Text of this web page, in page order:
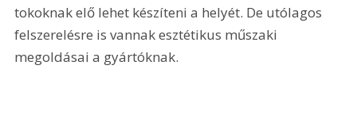
tokoknak elő lehet készíteni a helyét. De utólagos
felszerelésre is vannak esztétikus műszaki
megoldásai a gyártóknak.